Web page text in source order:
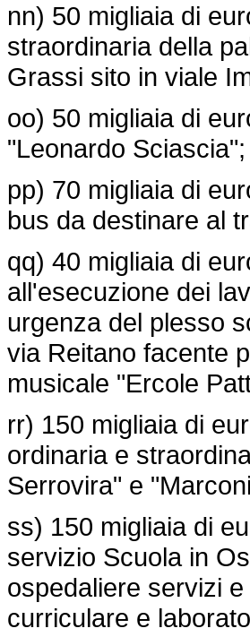
nn) 50 migliaia di
straordinaria della
Grassi sito in viale
oo) 50 migliaia di
"Leonardo Sciascia";
pp) 70 migliaia di
bus da destinare al
qq) 40 migliaia di
all'esecuzione dei
urgenza del plesso
via Reitano facente
musicale "Ercole
rr) 150 migliaia di
ordinaria e
Serrovira" e
ss) 150 migliaia di
servizio Scuola in
ospedaliere servizi
curriculare e